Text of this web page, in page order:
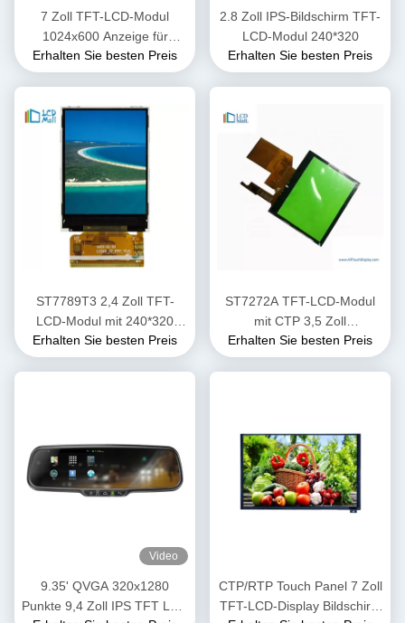
7 Zoll TFT-LCD-Modul
1024x600 Anzeige für
Automotive mit CPT Touch
IPS Weitblick
Erhalten Sie besten Preis
2.8 Zoll IPS-Bildschirm TFT-
LCD-Modul 240*320
Erhalten Sie besten Preis
ST7789T3 2,4 Zoll TFT-
LCD-Modul mit 240*320
Auflösung 40 PIN
Erhalten Sie besten Preis
ST7272A TFT-LCD-Modul
mit CTP 3,5 Zoll
Touchscreen RGB-
Schnittstelle 480cd/M2
Erhalten Sie besten Preis
Video
9.35' QVGA 320x1280
Punkte 9,4 Zoll IPS TFT LCD
CTP/RTP Touch Panel 7 Zoll
TFT-LCD-Display Bildschirm